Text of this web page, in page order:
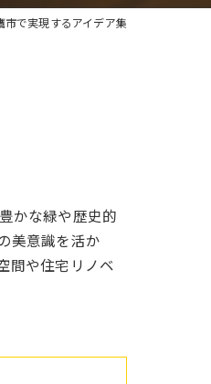
で実現するアイデア集
かな緑や歴史的
美意識を活か
間や住宅リノベ